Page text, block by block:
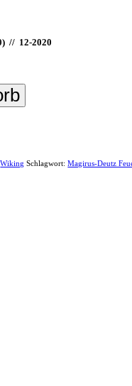
// 12-2020
,Wiking Schlagwort:Magirus-Deutz